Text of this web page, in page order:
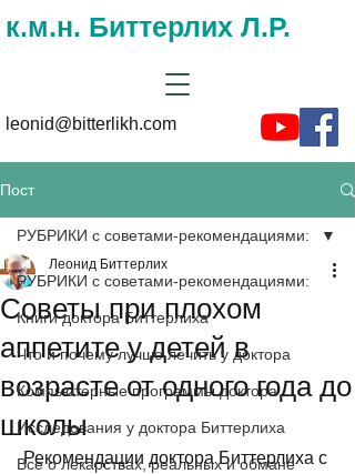
к.м.н. Биттерлих Л.Р.
leonid@bitterlikh.com
Пост
РУБРИКИ с советами-рекомендациями:
Книги доктора Биттерлиха
Что и почему лучше лечить у доктора
Компьютерные программы доктора
Исследования у доктора Биттерлиха
Все о лекарствах, реальных и обмане
РУБРИКИ с советами-рекомендациями:
Советы при плохом
аппетите у детей в
возрасте от одного года до
школы
Леонид Биттерлих
Рекомендации доктора Биттерлиха с